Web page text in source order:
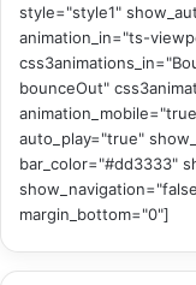
style="style1"
animation_in="ts-
bounceOut"
auto_play="true"
bar_color="#dd3333"
margin_bottom="0"]